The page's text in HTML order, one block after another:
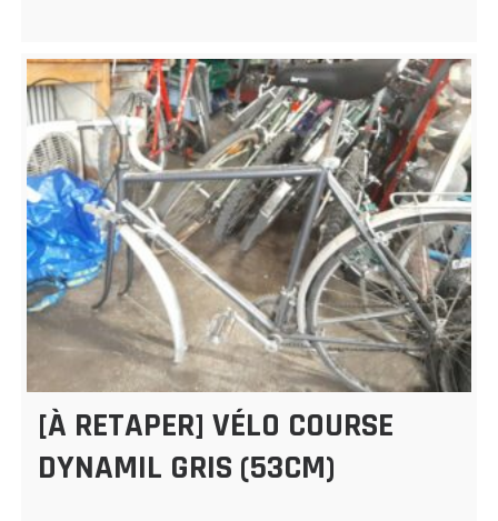
[À RETAPER] VÉLO COURSE
DYNAMIL GRIS (53CM)